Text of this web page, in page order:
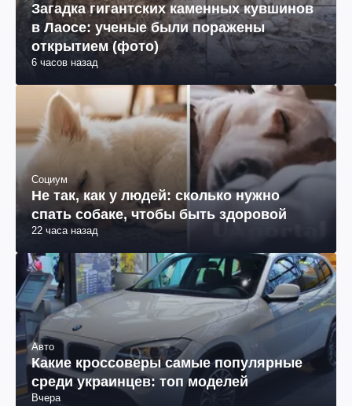
Загадка гигантских каменных кувшинов
в Лаосе: ученые были поражены
открытием (фото)
6 часов назад
Социум
Не так, как у людей: сколько нужно
спать собаке, чтобы быть здоровой
22 часа назад
Авто
Какие кроссоверы самые популярные
среди украинцев: топ моделей
Вчера